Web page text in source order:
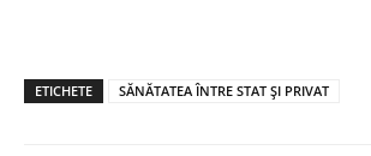
ETICHETE SĂNĂTATEA ÎNTRE STAT ȘI PRIVAT